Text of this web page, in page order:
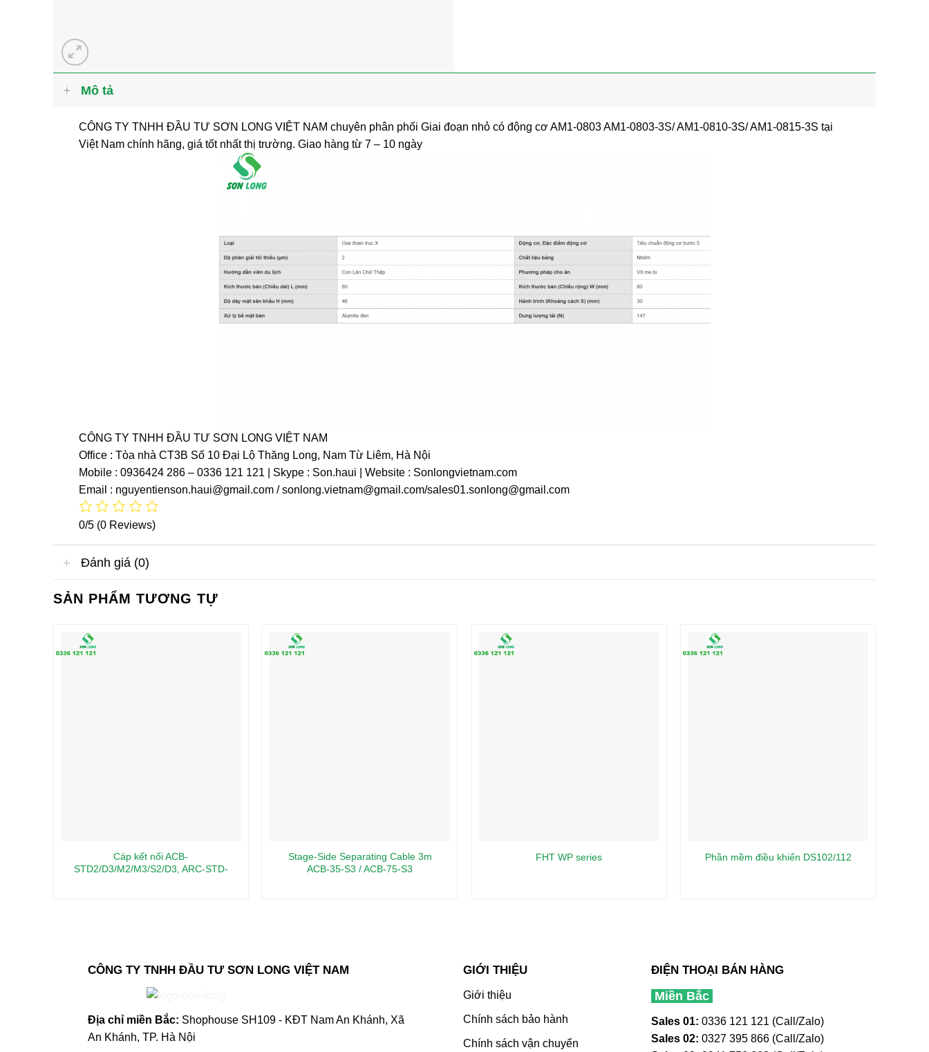
Mô tả
CÔNG TY TNHH ĐẦU TƯ SƠN LONG VIỆT NAM chuyên phân phối Giai đoạn nhỏ có động cơ AM1-0803 AM1-0803-3S/ AM1-0810-3S/ AM1-0815-3S tại
Việt Nam chính hãng, giá tốt nhất thị trường. Giao hàng từ 7 – 10 ngày
CÔNG TY TNHH ĐẦU TƯ SƠN LONG VIỆT NAM
Office : Tòa nhà CT3B Số 10 Đại Lộ Thăng Long, Nam Từ Liêm, Hà Nội
Mobile : 0936424 286 – 0336 121 121 | Skype : Son.haui | Website : Sonlongvietnam.com
Email : nguyentienson.haui@gmail.com / sonlong.vietnam@gmail.com/sales01.sonlong@gmail.com
0/5 (0 Reviews)
Đánh giá (0)
SẢN PHẨM TƯƠNG TỰ
Cáp kết nối ACB-
STD2/D3/M2/M3/S2/D3, ARC-STD-
Stage-Side Separating Cable 3m
ACB-35-S3 / ACB-75-S3
FHT WP series Phần mềm điều khiển DS102/112
CÔNG TY TNHH ĐẦU TƯ SƠN LONG VIỆT NAM
Địa chỉ miền Bắc: Shophouse SH109 - KĐT Nam An Khánh, Xã
An Khánh, TP. Hà Nội
GIỚI THIỆU
Giới thiệu
Chính sách bảo hành
Chính sách vận chuyển
ĐIỆN THOẠI BÁN HÀNG
Miền Bắc
Sales 01: 0336 121 121 (Call/Zalo)
Sales 02: 0327 395 866 (Call/Zalo)